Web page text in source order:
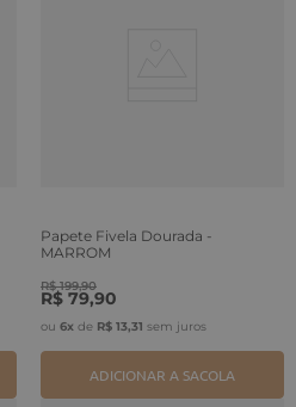
Papete Fivela Dourada -
MARROM
R$ 199,90
R$ 79,90
ou 6x de R$ 13,31 sem juros
ADICIONAR A SACOLA